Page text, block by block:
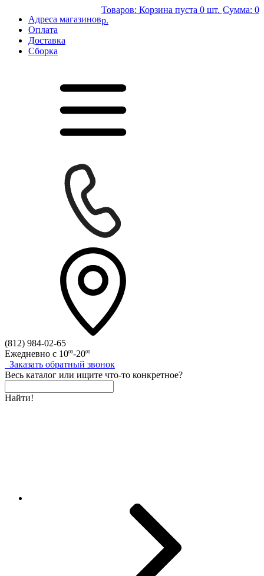
Адреса магазинов
Оплата
Доставка
Сборка
Товаров: Корзина пуста 0 шт. Сумма: 0
р.
(812) 984-02-65
Ежедневно с 1000-2000
Заказать обратный звонок
Весь каталог или ищите что-то конкретное?
Найти!